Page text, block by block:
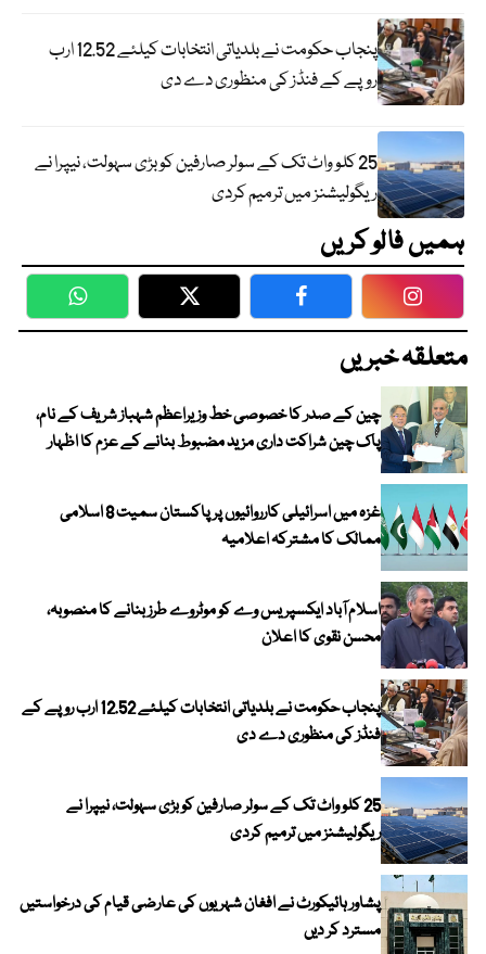
پنجاب حکومت نے بلدیاتی انتخابات کیلئے 12.52 ارب
روپے کے فنڈز کی منظوری دے دی
25 کلو واٹ تک کے سولر صارفین کو بڑی سہولت، نیپرا نے
ریگولیشنز میں ترمیم کردی
ہمیں فالو کریں
WhatsApp Twitter Facebook
متعلقہ خبریں
چین کے صدر کا خصوصی خط وزیراعظم شہباز شریف کے نام،
پاک چین شراکت داری مزید مضبوط بنانے کے عزم کا اظہار
غزہ میں اسرائیلی کارروائیوں پر پاکستان سمیت 8 اسلامی
ممالک کا مشترکہ اعلامیہ
اسلام آباد ایکسپریس وے کو موٹروے طرز بنانے کا منصوبہ،
محسن نقوی کا اعلان
پنجاب حکومت نے بلدیاتی انتخابات کیلئے 12.52 ارب روپے کے
فنڈز کی منظوری دے دی
25 کلو واٹ تک کے سولر صارفین کو بڑی سہولت، نیپرا نے
ریگولیشنز میں ترمیم کردی
پشاور ہائیکورٹ نے افغان شہریوں کی عارضی قیام کی درخواستیں
مسترد کر دیں